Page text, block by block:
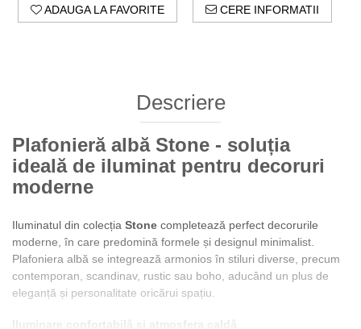
ADAUGA LA FAVORITE CERE INFORMATII
Descriere
Plafonieră albă Stone - soluția
ideală de iluminat pentru decoruri
moderne
Iluminatul din colecția Stone completează perfect decorurile
moderne, în care predomină formele și designul minimalist.
Plafoniera albă se integrează armonios în stiluri diverse, precum
contemporan, scandinav, rustic sau boho, aducând un plus de
eleganță și personalitate oricărui spațiu.